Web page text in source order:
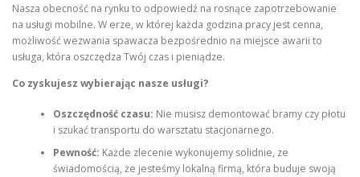
Nasza obecność na rynku to odpowiedź na rosnące zapotrzebowanie
na usługi mobilne. W erze, w której każda godzina pracy jest cenna,
możliwość wezwania spawacza bezpośrednio na miejsce awarii to
usługa, która oszczędza Twój czas i pieniądze.
Co zyskujesz wybierając nasze usługi?
Oszczędność czasu: Nie musisz demontować bramy czy płotu
i szukać transportu do warsztatu stacjonarnego.
Pewność: Każde zlecenie wykonujemy solidnie, ze
świadomością, że jesteśmy lokalną firmą, która buduje swoją